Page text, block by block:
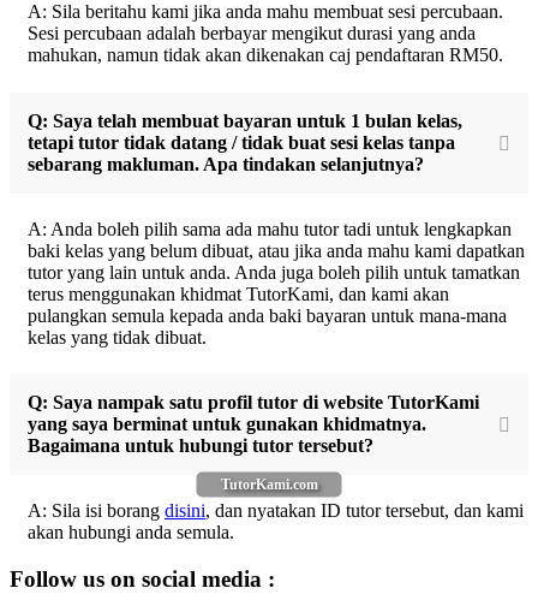
TutorKami.com
A: Sila beritahu kami jika anda mahu membuat sesi percubaan.
Sesi percubaan adalah berbayar mengikut durasi yang anda
mahukan, namun tidak akan dikenakan caj pendaftaran RM50.
Q: Saya telah membuat bayaran untuk 1 bulan kelas,
tetapi tutor tidak datang / tidak buat sesi kelas tanpa
sebarang makluman. Apa tindakan selanjutnya?
A: Anda boleh pilih sama ada mahu tutor tadi untuk lengkapkan
baki kelas yang belum dibuat, atau jika anda mahu kami dapatkan
tutor yang lain untuk anda. Anda juga boleh pilih untuk tamatkan
terus menggunakan khidmat TutorKami, dan kami akan
pulangkan semula kepada anda baki bayaran untuk mana-mana
kelas yang tidak dibuat.
Q: Saya nampak satu profil tutor di website TutorKami
yang saya berminat untuk gunakan khidmatnya.
Bagaimana untuk hubungi tutor tersebut?
A: Sila isi borang disini, dan nyatakan ID tutor tersebut, dan kami
akan hubungi anda semula.
Follow us on social media :